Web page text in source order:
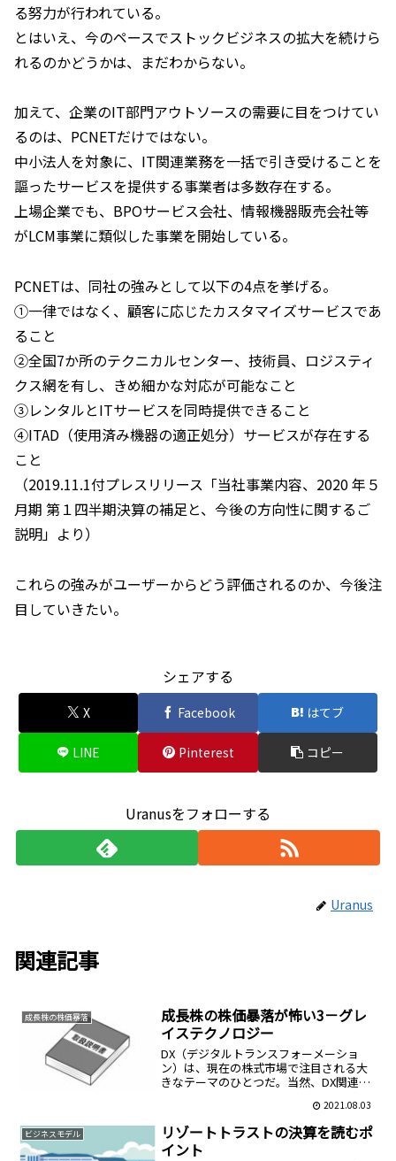
る努力が行われている。
とはいえ、今のペースでストックビジネスの拡大を続けら
れるのかどうかは、まだわからない。
加えて、企業のIT部門アウトソースの需要に目をつけてい
るのは、PCNETだけではない。
中小法人を対象に、IT関連業務を一括で引き受けることを
謳ったサービスを提供する事業者は多数存在する。
上場企業でも、BPOサービス会社、情報機器販売会社等
がLCM事業に類似した事業を開始している。
PCNETは、同社の強みとして以下の4点を挙げる。
①一律ではなく、顧客に応じたカスタマイズサービスであ
ること
②全国7か所のテクニカルセンター、技術員、ロジスティ
クス網を有し、きめ細かな対応が可能なこと
③レンタルとITサービスを同時提供できること
④ITAD（使用済み機器の適正処分）サービスが存在する
こと
（2019.11.1付プレスリリース「当社事業内容、2020 年５
月期 第１四半期決算の補足と、今後の方向性に関するご
説明」より）
これらの強みがユーザーからどう評価されるのか、今後注
目していきたい。
シェアする
X Facebook はてブ
LINE Pinterest コピー
Uranusをフォローする
Uranus
関連記事
成長株の株価暴落
成長株の株価暴落が怖い3－グレ
イステクノロジー
DX（デジタルトランスフォーメーショ
ン）は、現在の株式市場で注目される大
きなテーマのひとつだ。当然、DX関連銘
とが多い。グレイステクノロジー株式会
社は、そんなDX関連銘柄の代表格だとい
ってよいだろう。（...
2021.08.03
ビジネスモデル
リゾートトラストの決算を読むポ
イント